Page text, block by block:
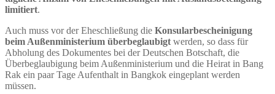
limitiert.
Auch muss vor der Eheschließung die Konsularbescheinigung
beim Außenministerium überbeglaubigt werden, so dass für
Abholung des Dokumentes bei der Deutschen Botschaft, die
Überbeglaubigung beim Außenministerium und die Heirat in Bang
Rak ein paar Tage Aufenthalt in Bangkok eingeplant werden
müssen.